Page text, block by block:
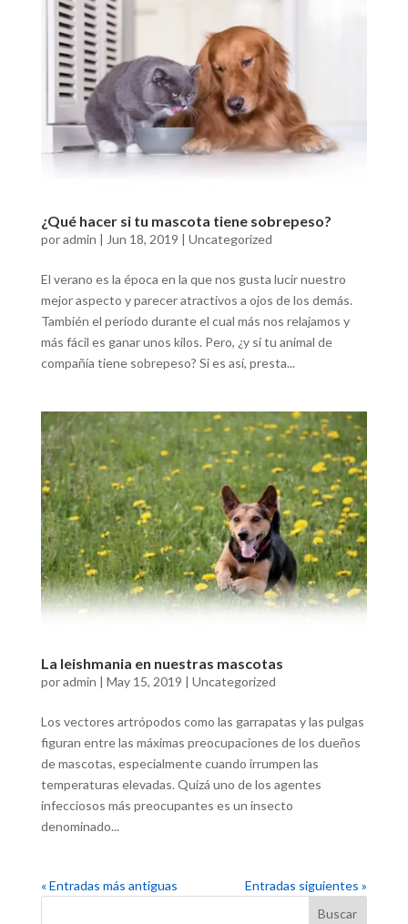
¿Qué hacer si tu mascota tiene sobrepeso?
poradmin | Jun 18, 2019 | Uncategorized
El verano es la época en la que nos gusta lucir nuestro
mejor aspecto y parecer atractivos a ojos de los demás.
También el período durante el cual más nos relajamos y
más fácil es ganar unos kilos. Pero, ¿y si tu animal de
compañía tiene sobrepeso? Si es así, presta...
La leishmania en nuestras mascotas
poradmin | May 15, 2019 | Uncategorized
Los vectores artrópodos como las garrapatas y las pulgas
figuran entre las máximas preocupaciones de los dueños
de mascotas, especialmente cuando irrumpen las
temperaturas elevadas. Quizá uno de los agentes
infecciosos más preocupantes es un insecto
denominado...
« Entradas más antiguas
Entradas siguientes »
Buscar